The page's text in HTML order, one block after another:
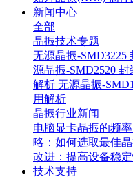
新闻中心
全部
晶振技术专题
无源晶振-SMD3225
源晶振-SMD2520
解析 无源晶振-
用解析
晶振行业新闻
电脑显卡晶振的频
略：如何选取最佳
改进：提高设备稳
技术支持